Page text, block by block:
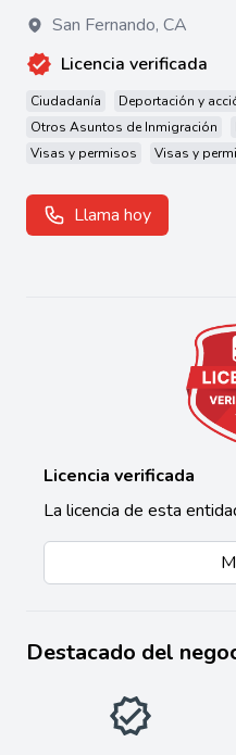
San Fernando, CA
Licencia verificada
Ciudadanía Deportación y
Otros Asuntos de Inmigración
Visas y permisos
Visas y
Llama hoy
Licencia verificada
La licencia de esta
Destacado del